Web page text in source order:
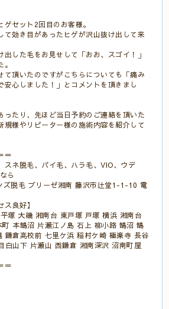
セット2回目のお客様。
て効き目があったヒゲが沢山抜け出して来
出した毛をお見せして「おお、スゴイ！」
て頂いたのですがこちらについても「痛み
安心しました！」とコメントを頂きまし
ったり、先ほど当日予約のご連絡を頂いた
規様やリピーター様の施術内容を紹介して
＝
スネ脱毛、パイ毛、ハラ毛、VIO、ウデ
ら
ズ脱毛 ブリーゼ湘南 藤沢市辻堂1-1-10 電
ス良好】
塚 大磯 湘南台 東戸塚 戸塚 横浜 湘南台
本鵠沼 片瀬江ノ島 石上 柳小路 鵠沼 鵠
鎌倉高校前 七里ケ浜 稲村ケ崎 極楽寺 長谷
白山下 片瀬山 西鎌倉 湘南深沢 沼南町屋
＝